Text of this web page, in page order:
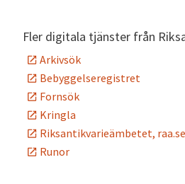
Fler digitala tjänster från
Arkivsök
Bebyggelseregistret
Fornsök
Kringla
Riksantikvarieämbetet, raa.se
Runor